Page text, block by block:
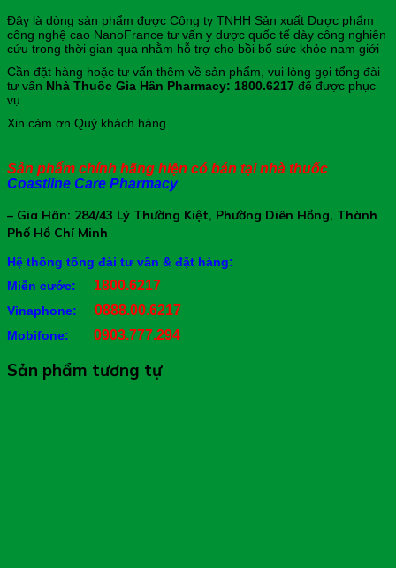
Đây là dòng sản phẩm được Công ty TNHH Sản xuất Dược phẩm
công nghệ cao NanoFrance tư vấn y dược quốc tế dày công nghiên
cứu trong thời gian qua nhằm hỗ trợ cho bồi bổ sức khỏe nam giới
Cần đặt hàng hoặc tư vấn thêm về sản phẩm, vui lòng gọi tổng đài
tư vấn Nhà Thuốc Gia Hân Pharmacy: 1800.6217 để được phục
vụ
Xin cảm ơn Quý khách hàng
Sản phẩm chính hãng hiện có bán tại nhà thuốc
Coastline Care Pharmacy
– Gia Hân: 284/43 Lý Thường Kiệt, Phường Diên Hồng, Thành
Phố Hồ Chí Minh
Hệ thống tổng đài tư vấn & đặt hàng:
Miễn cước: 1800.6217
Vinaphone: 0888.00.6217
Mobifone: 0903.777.294
Sản phẩm tương tự